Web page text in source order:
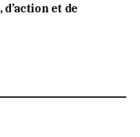
d’action et de